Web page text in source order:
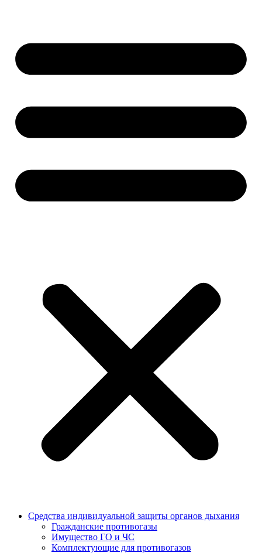
Средства индивидуальной защиты органов дыхания
Гражданские противогазы
Имущество ГО и ЧС
Комплектующие для противогазов